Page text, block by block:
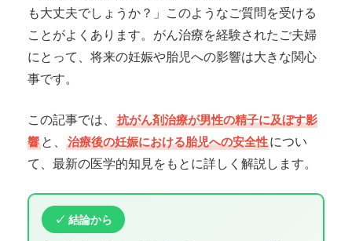
も大丈夫でしょうか？」このようなご質問を受ける
ことがよくあります。がん治療を経験されたご夫婦
にとって、将来の妊娠や胎児への影響は大きな関心
事です。
この記事では、
抗がん剤治療が男性の精子に及ぼす影
響と、 治療後の妊娠における胎児への安全性につい
て、最新の医学的知見をもとに詳しく解説します。
✓ 結論から